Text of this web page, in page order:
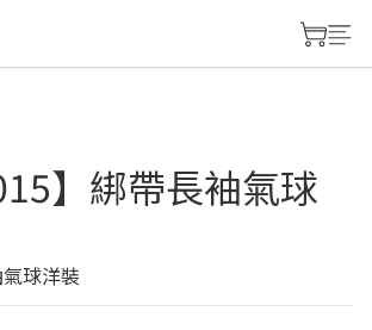
】綁帶長袖氣球
球洋裝